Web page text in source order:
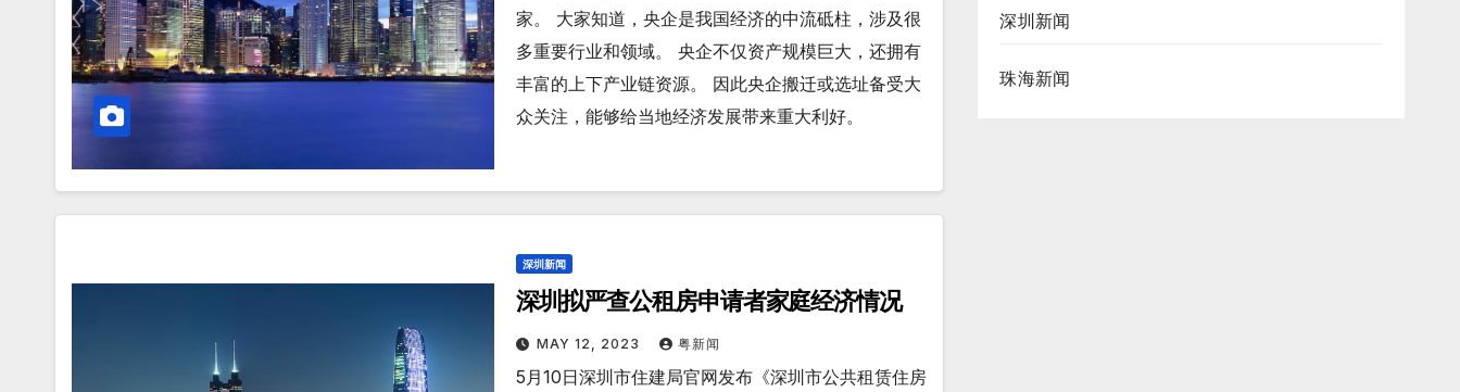
家。 大家知道，央企是我国经济的中流砥柱，涉及很
多重要行业和领域。 央企不仅资产规模巨大，还拥有
丰富的上下产业链资源。 因此央企搬迁或选址备受大
众关注，能够给当地经济发展带来重大利好。
深圳新闻
深圳拟严查公租房申请者家庭经济情况
MAY 12, 2023 粤新闻
5月10日深圳市住建局官网发布《深圳市公共租赁住房
深圳新闻
珠海新闻